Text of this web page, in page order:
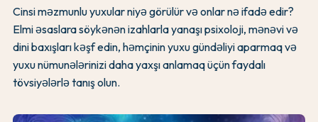
Cinsi məzmunlu yuxular niyə görülür və onlar nə ifadə edir?
Elmi əsaslara söykənən izahlarla yanaşı psixoloji, mənəvi və
dini baxışları kəşf edin, həmçinin yuxu gündəliyi aparmaq və
yuxu nümunələrinizi daha yaxşı anlamaq üçün faydalı
tövsiyələrlə tanış olun.